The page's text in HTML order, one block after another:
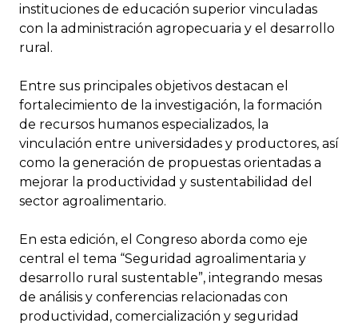
instituciones de educación superior vinculadas
con la administración agropecuaria y el desarrollo
rural.
Entre sus principales objetivos destacan el
fortalecimiento de la investigación, la formación
de recursos humanos especializados, la
vinculación entre universidades y productores, así
como la generación de propuestas orientadas a
mejorar la productividad y sustentabilidad del
sector agroalimentario.
En esta edición, el Congreso aborda como eje
central el tema “Seguridad agroalimentaria y
desarrollo rural sustentable”, integrando mesas
de análisis y conferencias relacionadas con
productividad, comercialización y seguridad